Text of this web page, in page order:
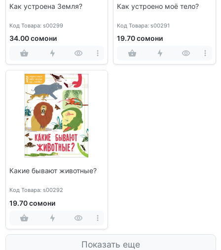
Как устроена Земля?
Код Товара: s00299
34.00 сомони
Как устроено моё тело?
Код Товара: s00291
19.70 сомони
Какие бывают животные?
Код Товара: s00292
19.70 сомони
Показать еще